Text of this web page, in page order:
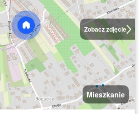
Zobacz zdjęcie
Mieszkanie